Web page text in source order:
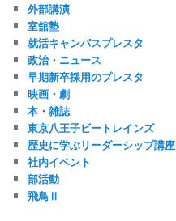
外部講演
室舘塾
就活キャンパスプレスタ
政治・ニュース
早期新卒採用のプレスタ
映画・劇
本・雑誌
東京八王子ビートレインズ
歴史に学ぶリーダーシップ講座
社内イベント
部活動
飛鳥Ⅱ